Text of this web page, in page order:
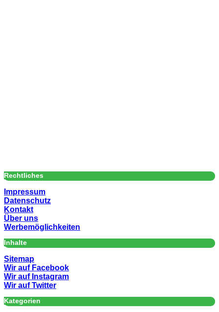
Rechtliches
Impressum
Datenschutz
Kontakt
Über uns
Werbemöglichkeiten
Inhalte
Sitemap
Wir auf Facebook
Wir auf Instagram
Wir auf Twitter
Kategorien